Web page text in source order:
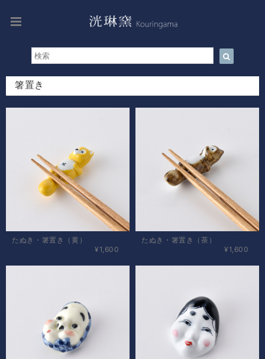
箸置き
たぬき・箸置き（黄）
¥1,600
たぬき・箸置き（茶）
¥1,600